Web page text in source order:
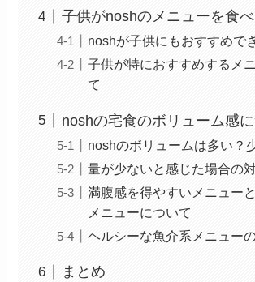
子供がnoshのメニューを食
noshが子供にもおすすめで
子供が特におすすめするメ
て
noshの宅食のボリューム感
noshのボリュームは多い？
量が少ないと感じた場合の
満腹感を得やすいメニュー
メニューについて
ヘルシーな魚介系メニュー
まとめ